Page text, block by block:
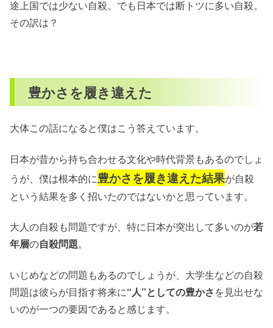
途上国では少ない自殺。でも日本では断トツに多い自殺。
その訳は？
豊かさを履き違えた
大体この話になると僕はこう答えています。
日本が昔から持ち合わせる文化や時代背景もあるのでしょ
うが、僕は根本的に豊かさを履き違えた結果が自殺
という結果を多く招いたのではないかと思っています。
大人の自殺も問題ですが、特に日本が突出して多いのが若
年層の自殺問題。
いじめなどの問題もあるのでしょうが、大学生などの自殺
問題は彼らが目指す将来に“人”としての豊かさを見出せな
いのが一つの要因であると感じます。